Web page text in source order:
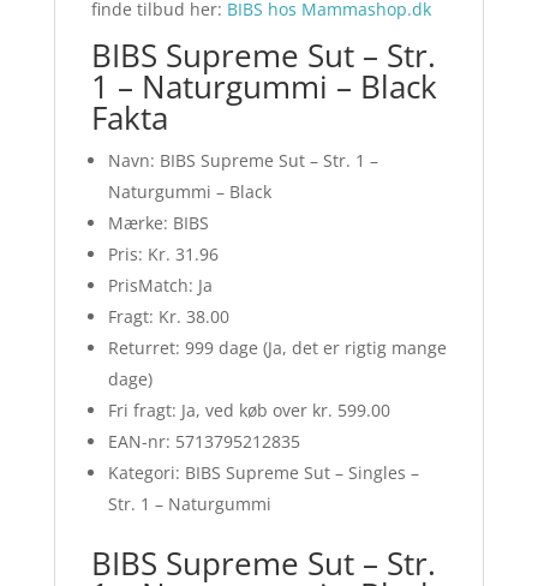
finde tilbud her: BIBS hos Mammashop.dk
BIBS Supreme Sut – Str.
1 – Naturgummi – Black
Fakta
Navn: BIBS Supreme Sut – Str. 1 –
Naturgummi – Black
Mærke: BIBS
Pris: Kr. 31.96
PrisMatch: Ja
Fragt: Kr. 38.00
Returret: 999 dage (Ja, det er rigtig mange
dage)
Fri fragt: Ja, ved køb over kr. 599.00
EAN-nr: 5713795212835
Kategori: BIBS Supreme Sut – Singles –
Str. 1 – Naturgummi
BIBS Supreme Sut – Str.